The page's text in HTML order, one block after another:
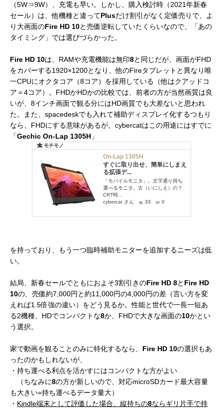
（5W⇒9W）、充電も早い。しかし、購入検討時（2021年新春
セール）は、他機種と違ってPlusだけ割引がなく定価売りで、よ
り大画面のFire HD 10と売価逆転していたくらいなので、「あの
タイミング」では選びづらかった。
Fire HD 10は、RAMや充電機能は無印8と同じだが、画面がFHD
をカバーする1920×1200となり、他のFireタブレットと異なり唯
一CPUにオクタコア（8コア）を採用している（他はクアッドコ
ア＝4コア）。FHDかHDかの比較では、前者の方が当然画質は良
いが、8インチ画面で観る分にはHD画質でも大差ないと思われ
た。また、spacedeskでも入れて補助ディスプレイ化するつもり
なら、FHDにする意味があるが、cybercatはこの用途にはすでに
「Gechic On-Lap 1305H 」
を持っており、もう一つ臨時補助モニターを追加するニーズは低
い。
結局、新春セールでともにおよそ3割引きのFire HD 8と Fire HD
10の、売価約7,000円と約11,000円の4,000円の差（言い方を変
えれば1.5倍強の違い）をどう見るか。性能と世代で一長一短あ
る2機種、HDでコンパクトな8か、FHDで大きな画面の10かとい
う選択。
家で動画を観ることのみに特化するなら、 Fire HD 10の選択もあ
ったのかもしれないが、
・持ち運べる利点を活かすにはコンパクトな方がよい
（ちなみに8の方が新しいので、対応microSDカード最大容量
も大きい=持ち運べるデータ量大）
・ Kindle端末として評価した場合、縦持ちの8ならギリ片手で持